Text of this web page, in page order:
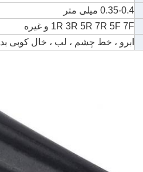
0.35-0.4 میلی متر
1R 3R 5R 7R 5F 7F و غیره
ابرو ، خط چشم ، لب ، خال کوبی